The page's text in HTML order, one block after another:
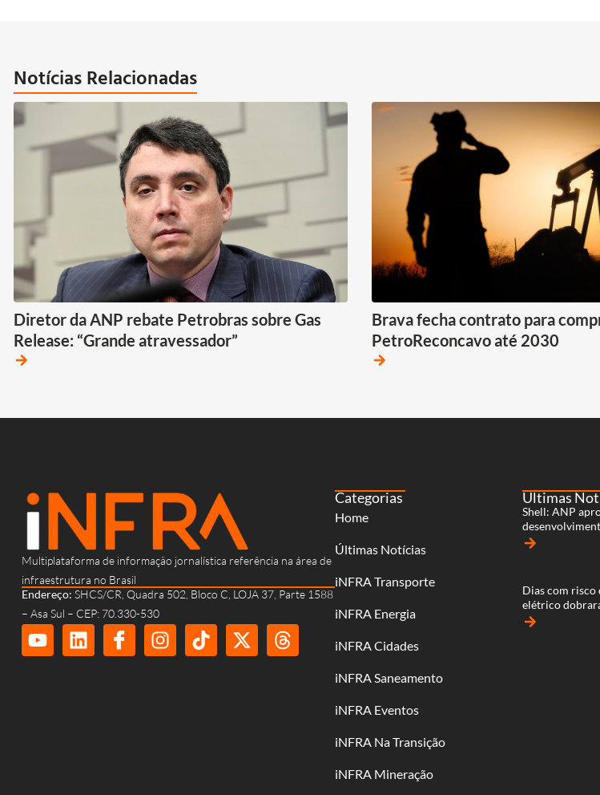
Notícias Relacionadas
Diretor da ANP rebate Petrobras sobre Gas
Release: “Grande atravessador”
arrow_forward
Brava fecha contrato para
PetroReconcavo até 2030
arrow_forward
Multiplataforma de informação jornalística referência na área de
infraestrutura no Brasil
Endereço: SHCS/CR, Quadra 502, Bloco C, LOJA 37, Parte 1588
– Asa Sul – CEP: 70.330-530
Categorias
Home
Últimas Notícias
iNFRA Transporte
iNFRA Energia
iNFRA Cidades
iNFRA Saneamento
iNFRA Eventos
iNFRA Na Transição
iNFRA Mineração
Últimas
Shell: ANP
arrow_forward
Dias com risco
elétrico
arrow_forward